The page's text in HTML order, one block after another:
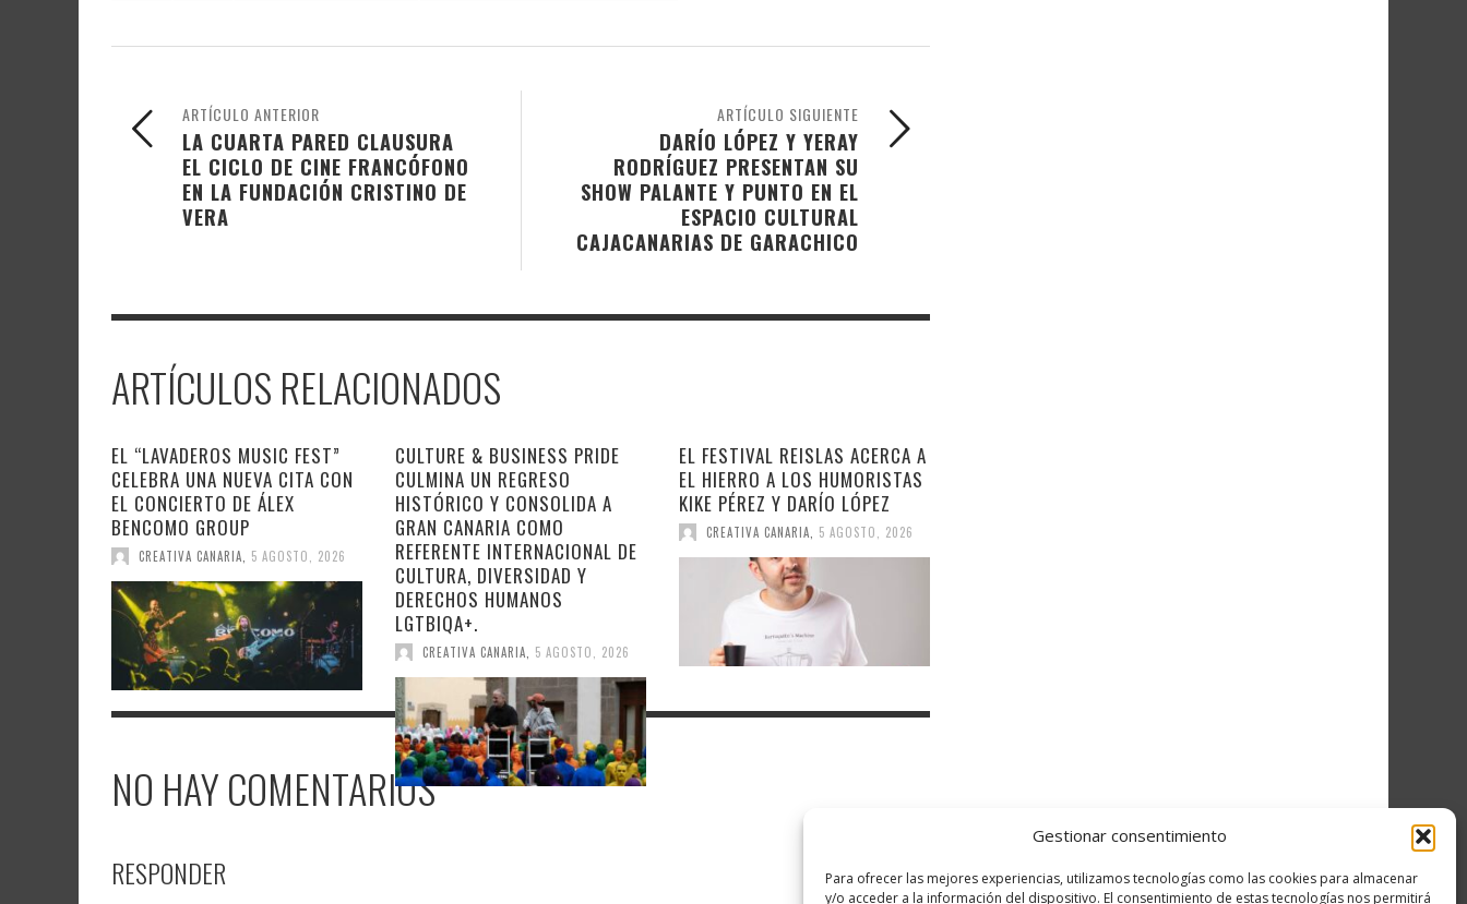
Gestionar consentimiento
Para ofrecer las mejores experiencias, utilizamos tecnologías como las cookies para almacenar
y/o acceder a la información del dispositivo. El consentimiento de estas tecnologías nos permitirá
ARTÍCULO SIGUIENTE
DARÍO LÓPEZ Y YERAY
RODRÍGUEZ PRESENTAN SU
SHOW PALANTE Y PUNTO EN EL
ESPACIO CULTURAL
CAJACANARIAS DE GARACHICO
ARTÍCULO ANTERIOR
LA CUARTA PARED CLAUSURA
EL CICLO DE CINE FRANCÓFONO
EN LA FUNDACIÓN CRISTINO DE
VERA
ARTÍCULOS RELACIONADOS
EL “LAVADEROS MUSIC FEST”
CELEBRA UNA NUEVA CITA CON
EL CONCIERTO DE ÁLEX
BENCOMO GROUP
CREATIVA CANARIA 5 AGOSTO, 2026
CULTURE & BUSINESS PRIDE
CULMINA UN REGRESO
HISTÓRICO Y CONSOLIDA A
GRAN CANARIA COMO
REFERENTE INTERNACIONAL DE
CULTURA, DIVERSIDAD Y
DERECHOS HUMANOS
LGTBIQA+.
CREATIVA CANARIA 5 AGOSTO, 2026
EL FESTIVAL REISLAS ACERCA A
EL HIERRO A LOS HUMORISTAS
KIKE PÉREZ Y DARÍO LÓPEZ
CREATIVA CANARIA 5 AGOSTO, 2026
NO HAY COMENTARIOS
RESPONDER